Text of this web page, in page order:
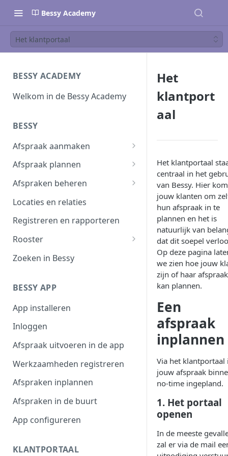
Bessy Academy
Het klantportaal
BESSY ACADEMY
Welkom in de Bessy Academy
BESSY
Afspraak aanmaken
Afspraak aanmaken
Afspraken importeren
Afspraak plannen
Inplannen
Planning wijzigen
Plannen in batch
Afspraken beheren
Afspraak verwerken
Planbord
Filteroverzicht
Afspraaktoegang
Locaties en relaties
Registreren en rapporteren
Rooster
Werktijden
Plannen in beschikbaarheid
Shifts
Zoeken in Bessy
BESSY APP
App installeren
Inloggen
Afspraak uitvoeren in de app
Werkzaamheden registreren
Afspraken inplannen
Afspraken in de buurt
App configureren
KLANTPORTAAL
Het
klantport
aal
Het klantportaal
centraal in het
van Bessy. Hier
jouw klanten om
hun afspraak in te
plannen en het is
natuurlijk van
dat dit soepel
Op deze pagina
we zien hoe jouw
zijn of haar
kan plannen.
Een
afspraak
inplannen
Via het klantportaal
jouw afspraak
no-time ingepland.
1. Het portaal
openen
In de meeste
zal er via de mail